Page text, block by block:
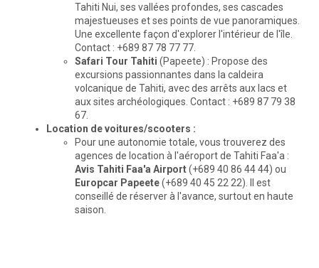
Tahiti Nui, ses vallées profondes, ses cascades
majestueuses et ses points de vue panoramiques.
Une excellente façon d'explorer l'intérieur de l'île.
Contact : +689 87 78 77 77.
Safari Tour Tahiti (Papeete) : Propose des
excursions passionnantes dans la caldeira
volcanique de Tahiti, avec des arrêts aux lacs et
aux sites archéologiques. Contact : +689 87 79 38
67.
Location de voitures/scooters :
Pour une autonomie totale, vous trouverez des
agences de location à l'aéroport de Tahiti Faa'a :
Avis Tahiti Faa'a Airport(+689 40 86 44 44) ou
Europcar Papeete(+689 40 45 22 22). Il est
conseillé de réserver à l'avance, surtout en haute
saison.